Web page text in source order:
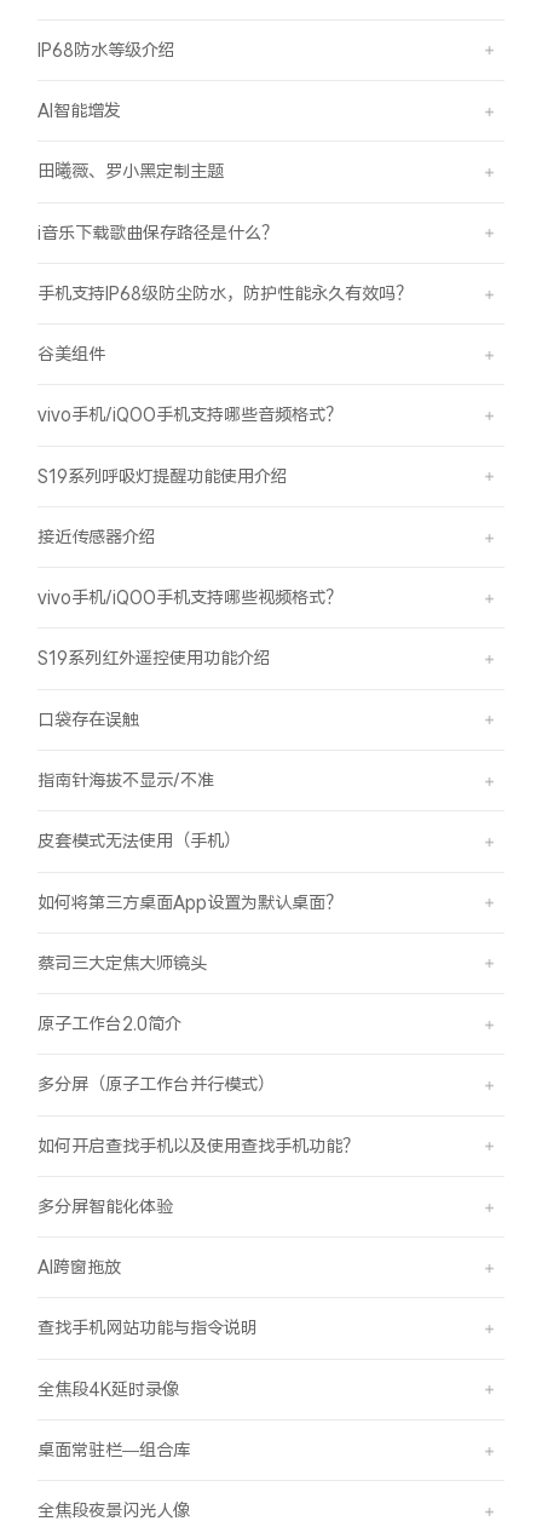
IP68防水等级介绍
AI智能增发
田曦薇、罗小黑定制主题
i音乐下载歌曲保存路径是什么？
手机支持IP68级防尘防水，防护性能永久有效吗？
谷美组件
vivo手机/iQOO手机支持哪些音频格式？
S19系列呼吸灯提醒功能使用介绍
接近传感器介绍
vivo手机/iQOO手机支持哪些视频格式？
S19系列红外遥控使用功能介绍
口袋存在误触
指南针海拔不显示/不准
皮套模式无法使用（手机）
如何将第三方桌面App设置为默认桌面？
蔡司三大定焦大师镜头
原子工作台2.0简介
多分屏（原子工作台并行模式）
如何开启查找手机以及使用查找手机功能？
多分屏智能化体验
AI跨窗拖放
查找手机网站功能与指令说明
全焦段4K延时录像
桌面常驻栏—组合库
全焦段夜景闪光人像